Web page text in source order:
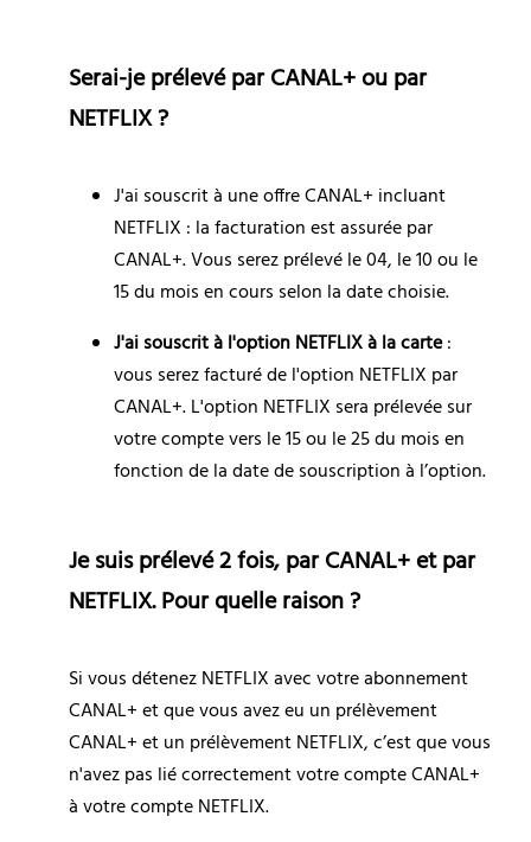
Serai-je prélevé par CANAL+ ou par
NETFLIX ?
J'ai souscrit à une offre CANAL+ incluant
NETFLIX : la facturation est assurée par
CANAL+. Vous serez prélevé le 04, le 10 ou le
15 du mois en cours selon la date choisie.
J'ai souscrit à l'option NETFLIX à la carte :
vous serez facturé de l'option NETFLIX par
CANAL+. L'option NETFLIX sera prélevée sur
votre compte vers le 15 ou le 25 du mois en
fonction de la date de souscription à l’option.
Je suis prélevé 2 fois, par CANAL+ et par
NETFLIX. Pour quelle raison ?
Si vous détenez NETFLIX avec votre abonnement
CANAL+ et que vous avez eu un prélèvement
CANAL+ et un prélèvement NETFLIX, c’est que vous
n'avez pas lié correctement votre compte CANAL+
à votre compte NETFLIX.